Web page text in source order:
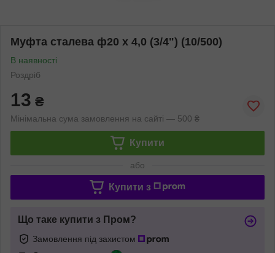
Муфта сталева ф20 х 4,0 (3/4") (10/500)
В наявності
Роздріб
13 ₴
Мінімальна сума замовлення на сайті — 500 ₴
Купити
або
Купити з
Що таке купити з Пром?
Замовлення під захистом